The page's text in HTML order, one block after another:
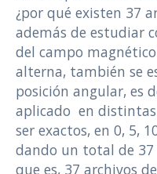
¿por qué existen 37
además de estudiar
del campo
alterna, también se
posición angular, es
aplicado en distintas
ser exactos, en 0, 5,
dando un total de 37
que es, 37 archivos